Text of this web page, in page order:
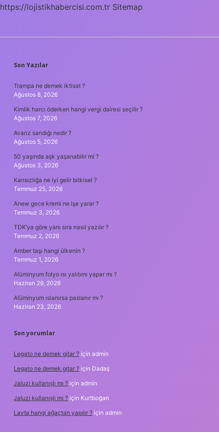
https://lojistikhabercisi.com.tr Sitemap
SIDEBAR
Son Yazılar
Trampa ne demek iktisat ?
Ağustos 8, 2026
Kimlik harcı öderken hangi vergi dairesi seçilir ?
Ağustos 7, 2026
Avarız sandığı nedir ?
Ağustos 5, 2026
50 yaşında aşk yaşanabilir mi ?
Ağustos 3, 2026
Kansızlığa ne iyi gelir bitkisel ?
Temmuz 25, 2026
Anew gece kremi ne işe yarar ?
Temmuz 3, 2026
TDK’ya göre yanı sıra nasıl yazılır ?
Temmuz 2, 2026
Amber taşı hangi ülkenin ?
Temmuz 1, 2026
Alüminyum folyo ısı yalıtımı yapar mı ?
Haziran 29, 2026
Alüminyum ıslanırsa paslanır mı ?
Haziran 23, 2026
Son yorumlar
Legato ne demek gitar ? için admin
Legato ne demek gitar ? için Dadaş
Jaluzi kullanışlı mı ? için admin
Jaluzi kullanışlı mı ? için Kurtboğan
Lavta hangi ağaçtan yapılır ? için admin